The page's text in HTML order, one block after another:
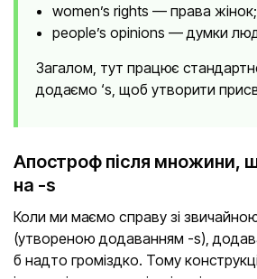
women’s rights — права жінок;
people’s opinions — думки
Загалом, тут працює
додаємо ‘s, щоб утворити
Апостроф після множини,
на -s
Коли ми маємо справу зі
(утвореною додаванням -s),
б надто громіздко. Тому